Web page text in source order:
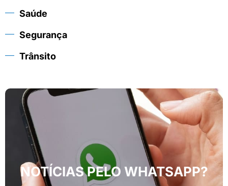
Saúde
Segurança
Trânsito
NOTÍCIAS PELO WHATSAPP?